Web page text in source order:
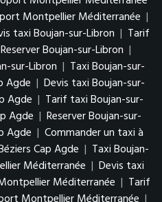
Montpellier Méditerranée |
taxi Boujan-sur-Libron | Tarif
Reserver Boujan-sur-Libron |
sur-Libron | Taxi Boujan-sur-
Agde | Devis taxi Boujan-sur-
Agde | Tarif taxi Boujan-sur-
Agde | Reserver Boujan-sur-
Agde | Commander un taxi à
Cap Agde | Taxi Boujan-
Méditerranée | Devis taxi
Méditerranée | Tarif